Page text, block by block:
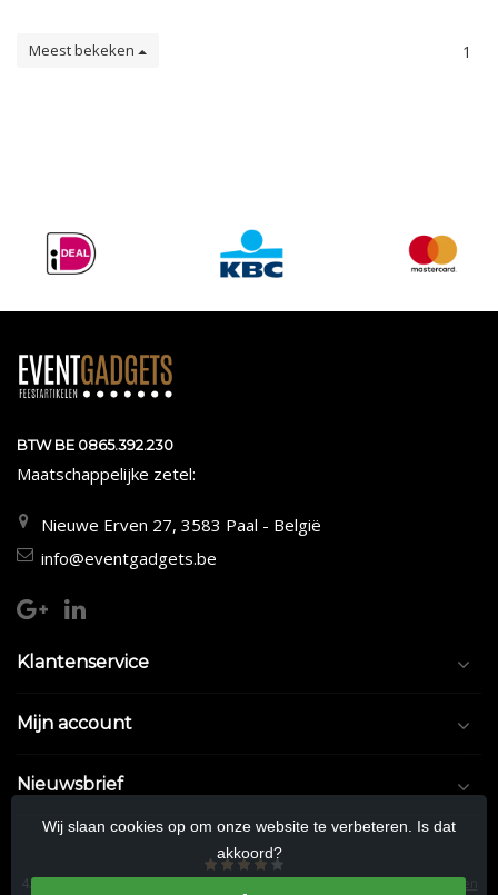
Meest bekeken 1
BTW BE 0865.392.230
Maatschappelijke zetel:
Nieuwe Erven 27, 3583 Paal - België
info@eventgadgets.be
Klantenservice
Mijn account
Nieuwsbrief
4.5/5sterren op basis van9/10beoordelingen.Lees 9/10 beoordelingen
Wij slaan cookies op om onze website te verbeteren. Is dat
akkoord?